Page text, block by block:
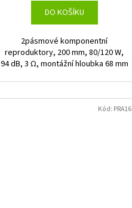
DO KOŠÍKU
2pásmové komponentní
reproduktory, 200 mm, 80/120 W,
94 dB, 3 Ω, montážní hloubka 68 mm
Kód: PRA16